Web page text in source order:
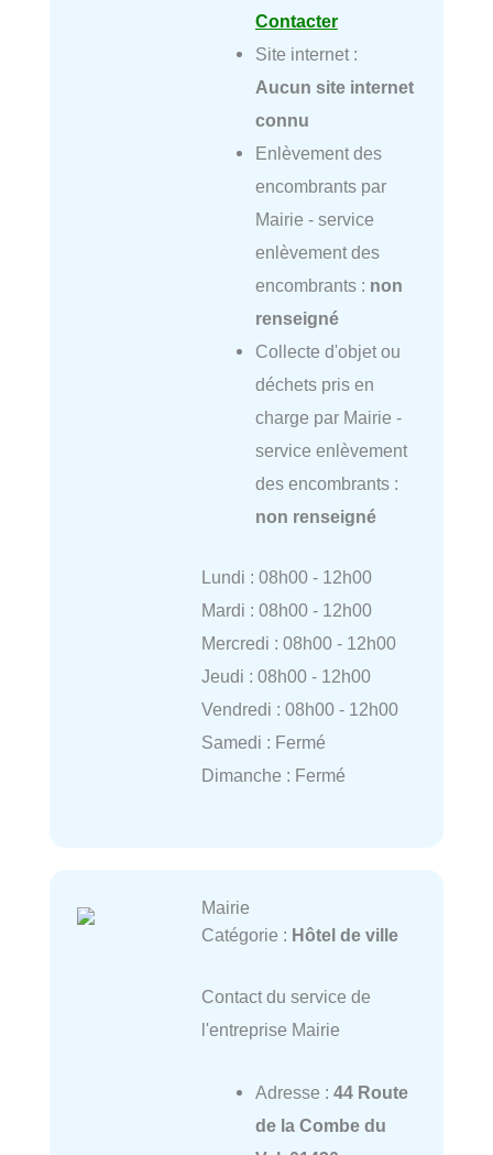
Contacter
Site internet :
Aucun site internet
connu
Enlèvement des
encombrants par
Mairie - service
enlèvement des
encombrants : non
renseigné
Collecte d'objet ou
déchets pris en
charge par Mairie -
service enlèvement
des encombrants :
non renseigné
Lundi : 08h00 - 12h00
Mardi : 08h00 - 12h00
Mercredi : 08h00 - 12h00
Jeudi : 08h00 - 12h00
Vendredi : 08h00 - 12h00
Samedi : Fermé
Dimanche : Fermé
Mairie
Catégorie : Hôtel de ville
Contact du service de
l'entreprise Mairie
Adresse : 44 Route
de la Combe du